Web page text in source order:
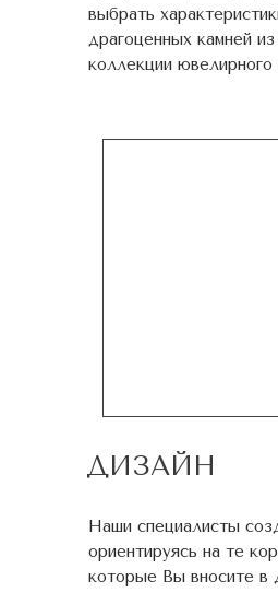
выбрать
драгоценных камней
коллекции
ДИЗАЙН
Наши специалисты
ориентируясь на те
которые Вы вносите в